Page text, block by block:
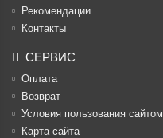
Рекомендации
Контакты
СЕРВИС
Оплата
Возврат
Условия пользования сайтом
Карта сайта